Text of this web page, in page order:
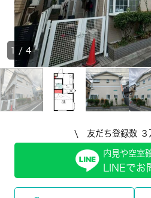
1 / 4
\ 友だち登録数
内見や空室
LINEでお